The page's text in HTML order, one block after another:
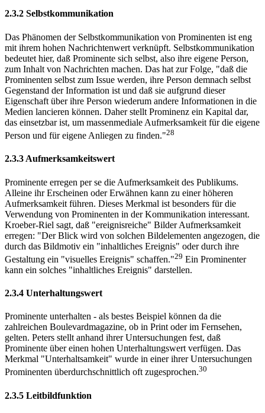
2.3.2 Selbstkommunikation
Das Phänomen der Selbstkommunikation von Prominenten ist eng
mit ihrem hohen Nachrichtenwert verknüpft. Selbstkommunikation
bedeutet hier, daß Prominente sich selbst, also ihre eigene Person,
zum Inhalt von Nachrichten machen. Das hat zur Folge, "daß die
Prominenten selbst zum Issue werden, ihre Person demnach selbst
Gegenstand der Information ist und daß sie aufgrund dieser
Eigenschaft über ihre Person wiederum andere Informationen in die
Medien lancieren können. Daher stellt Prominenz ein Kapital dar,
das einsetzbar ist, um massenmediale Aufmerksamkeit für die eigene
Person und für eigene Anliegen zu finden."28
2.3.3 Aufmerksamkeitswert
Prominente erregen per se die Aufmerksamkeit des Publikums.
Alleine ihr Erscheinen oder Erwähnen kann zu einer höheren
Aufmerksamkeit führen. Dieses Merkmal ist besonders für die
Verwendung von Prominenten in der Kommunikation interessant.
Kroeber-Riel sagt, daß "ereignisreiche" Bilder Aufmerksamkeit
erregen: "Der Blick wird von solchen Bildelementen angezogen, die
durch das Bildmotiv ein "inhaltliches Ereignis" oder durch ihre
Gestaltung ein "visuelles Ereignis" schaffen."29 Ein Prominenter
kann ein solches "inhaltliches Ereignis" darstellen.
2.3.4 Unterhaltungswert
Prominente unterhalten - als bestes Beispiel können da die
zahlreichen Boulevardmagazine, ob in Print oder im Fernsehen,
gelten. Peters stellt anhand ihrer Untersuchungen fest, daß
Prominente über einen hohen Unterhaltungswert verfügen. Das
Merkmal "Unterhaltsamkeit" wurde in einer ihrer Untersuchungen
Prominenten überdurchschnittlich oft zugesprochen.30
2.3.5 Leitbildfunktion